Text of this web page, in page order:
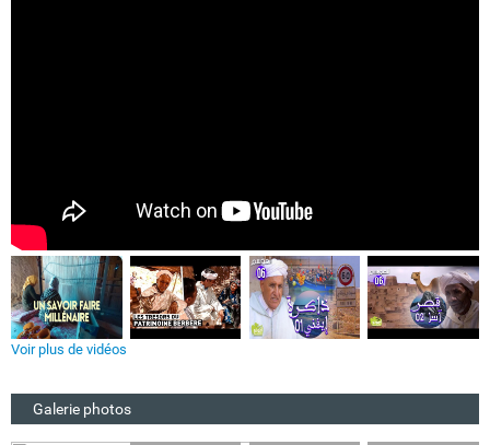
Voir plus de vidéos
Galerie photos